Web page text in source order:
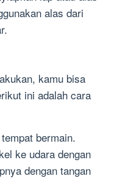
alas dari
kamu bisa
ini adalah cara
bermain.
ke udara dengan
dengan tangan